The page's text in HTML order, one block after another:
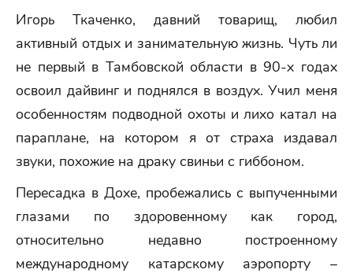
Игорь Ткаченко, давний товарищ, любил
активный отдых и занимательную жизнь. Чуть ли
не первый в Тамбовской области в 90-х годах
освоил дайвинг и поднялся в воздух. Учил меня
особенностям подводной охоты и лихо катал на
параплане, на котором я от страха издавал
звуки, похожие на драку свиньи с гиббоном.
Пересадка в Дохе, пробежались с выпученными
глазами по здоровенному как город,
относительно недавно построенному
международному катарскому аэропорту –